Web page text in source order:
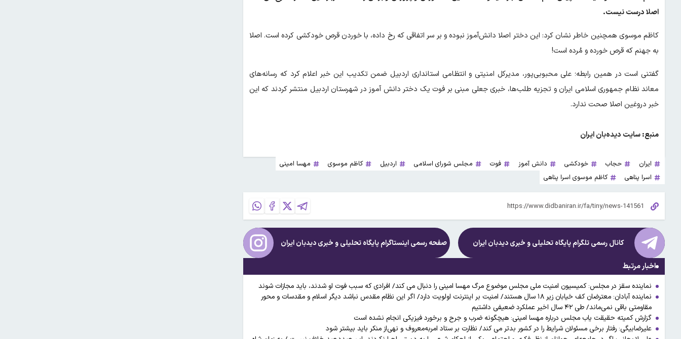
اصلا درست نیست.
کاظم موسوی همچنین خاطر نشان کرد: این دختر اصلا دانش‌آموز نبوده و بر سر اتفاقی که رخ داده، با خوردن قرص خودکشی کرده است. اصلا
به جهنم که قرص خورده و مُرده است!
گفتنی است در همین رابطه؛ علی محبوبی‌پور، مدیرکل امنیتی و انتظامی استانداری اردبیل ضمن تکدیب این خبر اعلام کرد که رسانه‌های
معاند نظام جمهوری اسلامی ایران و تجزیه طلب‌ها، خبری جعلی مبنی بر فوت یک دختر دانش آموز در شهرستان اردبیل منتشر کردند که این
خبر دروغین اصلا صحت ندارد.
منبع: سایت دیده‌بان ایران
ایران حجاب خودکشی دانش آموز فوت مجلس شورای اسلامی اردبیل کاظم موسوی
مهسا امینی
اسرا پناهی
کاظم موسوی اسرا پناهی
کانال رسمی تلگرام پایگاه تحلیلی و خبریدیدبان ایران صفحه رسمی اینستاگرام پایگاه تحلیلی و خبریدیدبان ایران
اخبار مرتبط
نماینده سقز در مجلس: کمیسیون امنیت ملی مجلس موضوع مرگ مهسا امینی را دنبال می کند/ افرادی که سبب فوت او شدند، باید مجازات شوند
نماینده آبادان: معترضان کف خیابان زیر ۱۸ سال هستند/ امنیت بر اینترنت اولویت دارد/ اگر این نظام مقدس نباشد دیگر اسلام و مقدسات و محور
مقاومتی باقی نمی‌ماند/ طی ۴۲ سال اخیر عملکرد ضعیفی داشتیم
گزارش کمیته حقیقت یاب مجلس درباره مهسا امینی: هیچگونه ضرب و جرح و برخورد فیزیکی انجام نشده است
علیرضابیگی: رفتار برخی مسئولان شرایط را در کشور بدتر می کند/ نظارت بر ستاد امربه‌معروف و نهی‌از منکر باید بیشتر شود